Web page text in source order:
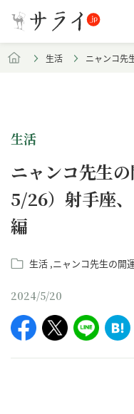
生活 ニャンコ先
生活
ニャンコ先生
5/26）射手座
編
生活 ニャンコ先生の開
2024/5/20